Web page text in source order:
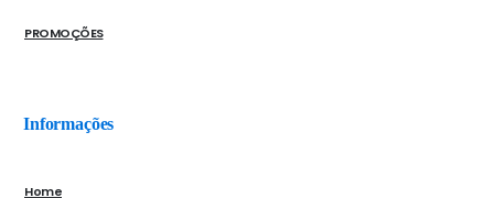
PROMOÇÕES
Informações
Home